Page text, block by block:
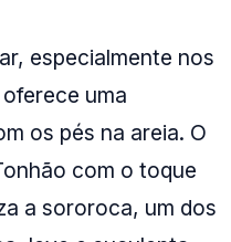
especialmente nos
uma
os pés na areia. O
com o toque
a sororoca, um dos